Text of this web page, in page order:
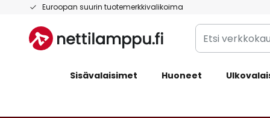
Euroopan suurin tuotemerkkivalikoima
Skip
Content
Etsi
verkkokaupan
Sisävalaisimet Huoneet